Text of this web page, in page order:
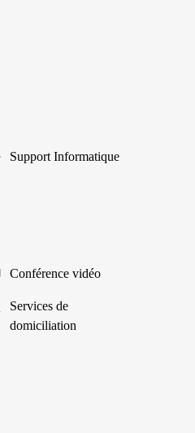
Support Informatique
Conférence vidéo
Services de
domiciliation